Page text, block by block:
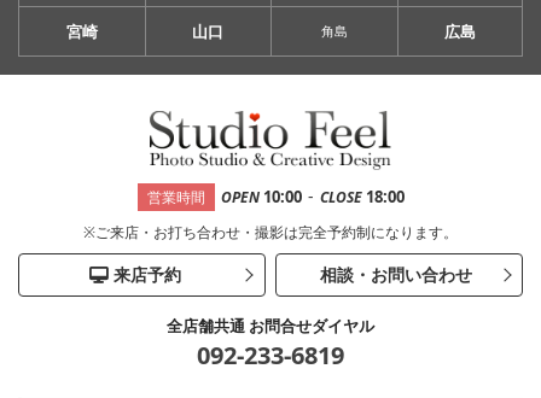
宮崎 山口 角島 広島
営業時間 OPEN 10:00 - CLOSE 18:00
※ご来店・お打ち合わせ・撮影は完全予約制になります。
来店予約 相談・お問い合わせ
全店舗共通 お問合せダイヤル
092-233-6819